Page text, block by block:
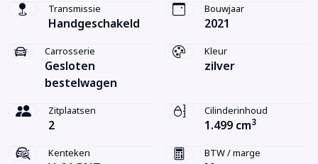
Transmissie
Handgeschakeld
Bouwjaar
2021
Carrosserie
Gesloten
bestelwagen
Kleur
zilver
Zitplaatsen
2
Cilinderinhoud
1.499 cm3
Kenteken BTW / marge